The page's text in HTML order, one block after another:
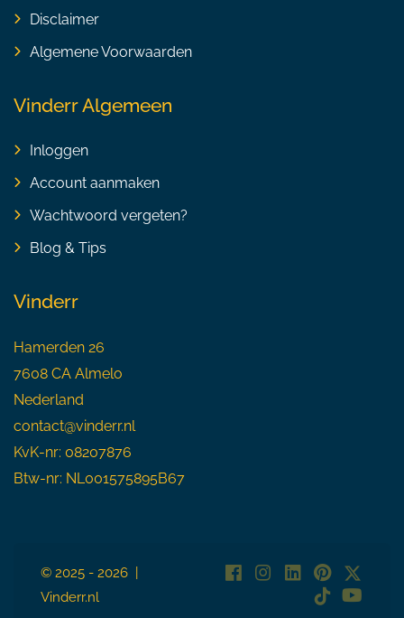
Disclaimer
Algemene Voorwaarden
Vinderr Algemeen
Inloggen
Account aanmaken
Wachtwoord vergeten?
Blog & Tips
Vinderr
Hamerden 26
7608 CA Almelo
Nederland
contact@vinderr.nl
KvK-nr: 08207876
Btw-nr: NL001575895B67
© 2025 - 2026 |
Vinderr.nl